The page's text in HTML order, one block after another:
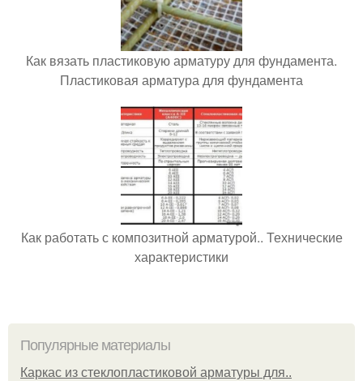
Как вязать пластиковую арматуру для фундамента.
Пластиковая арматура для фундамента
Как работать с композитной арматурой.. Технические
характеристики
Популярные материалы
Каркас из стеклопластиковой арматуры для..